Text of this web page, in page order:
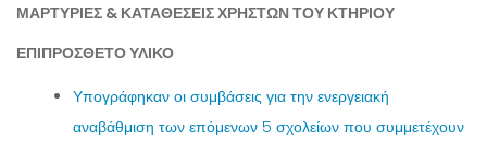
ΜΑΡΤΥΡΙΕΣ & ΚΑΤΑΘΕΣΕΙΣ ΧΡΗΣΤΩΝ ΤΟΥ ΚΤΗΡΙΟΥ
ΕΠΙΠΡΟΣΘΕΤΟ ΥΛΙΚΟ
Υπογράφηκαν οι συμβάσεις για την ενεργειακή
αναβάθμιση των επόμενων 5 σχολείων που συμμετέχουν